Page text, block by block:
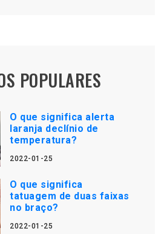
POPULARES
O que significa alerta
laranja declínio de
temperatura?
2022-01-25
O que significa
tatuagem de duas faixas
no braço?
2022-01-25